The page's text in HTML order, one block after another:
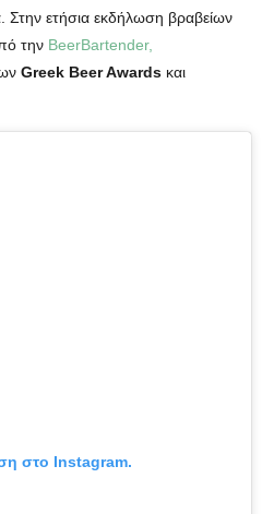
ετήσια εκδήλωση βραβείων
την BeerBartender,
Greek Beer Awards και
στο Instagram.